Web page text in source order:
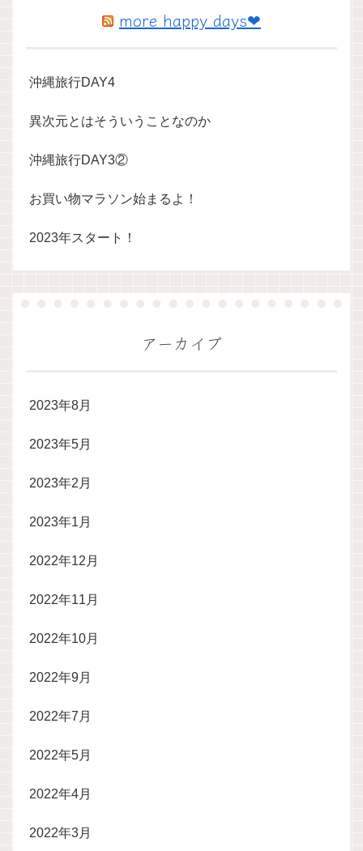
more happy days❤
沖縄旅行DAY4
異次元とはそういうことなのか
沖縄旅行DAY3②
お買い物マラソン始まるよ！
2023年スタート！
アーカイブ
2023年8月
2023年5月
2023年2月
2023年1月
2022年12月
2022年11月
2022年10月
2022年9月
2022年7月
2022年5月
2022年4月
2022年3月